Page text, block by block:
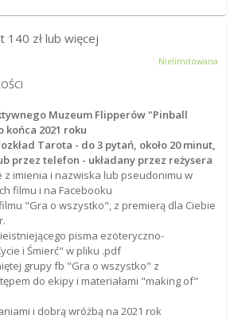
140 zł lub więcej
Nielimitowana
Muzeum Flipperów "Pinball
końca 2021 roku
Tarota - do 3 pytań, około 20 minut,
przez telefon - układany przez reżysera
z imienia i nazwiska lub pseudonimu w
filmu i na Facebooku
"Gra o wszystko", z premierą dla Ciebie
pisma ezoteryczno-
i Śmierć" w pliku .pdf
grupy fb "Gra o wszystko" z
do ekipy i materiałami "making of"
i dobrą wróżbą na 2021 rok